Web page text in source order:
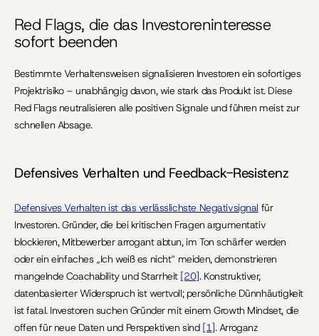
Red Flags, die das Investoreninteresse
sofort beenden
Bestimmte Verhaltensweisen signalisieren Investoren ein sofortiges
Projektrisiko – unabhängig davon, wie stark das Produkt ist. Diese
Red Flags neutralisieren alle positiven Signale und führen meist zur
schnellen Absage.
Defensives Verhalten und Feedback-Resistenz
Defensives Verhalten ist das verlässlichste Negativsignal für
Investoren. Gründer, die bei kritischen Fragen argumentativ
blockieren, Mitbewerber arrogant abtun, im Ton schärfer werden
oder ein einfaches „Ich weiß es nicht“ meiden, demonstrieren
mangelnde Coachability und Starrheit [20]. Konstruktiver,
datenbasierter Widerspruch ist wertvoll; persönliche Dünnhäutigkeit
ist fatal. Investoren suchen Gründer mit einem Growth Mindset, die
offen für neue Daten und Perspektiven sind [1]. Arroganz